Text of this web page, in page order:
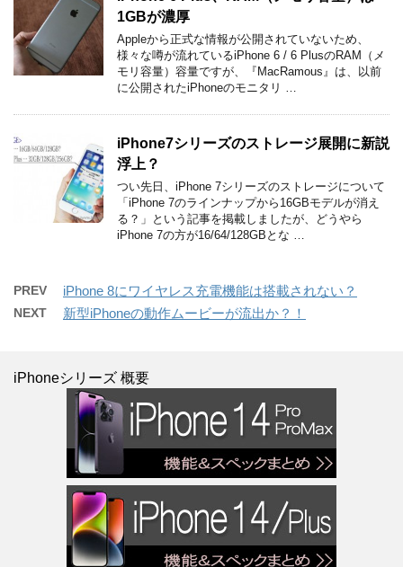
1GBが濃厚
Appleから正式な情報が公開されていないため、
様々な噂が流れているiPhone 6 / 6 PlusのRAM（メ
モリ容量）容量ですが、『MacRamous』は、以前
に公開されたiPhoneのモニタリ …
iPhone7シリーズのストレージ展開に新説
浮上？
つい先日、iPhone 7シリーズのストレージについて
「iPhone 7のラインナップから16GBモデルが消え
る？」という記事を掲載しましたが、どうやら
iPhone 7の方が16/64/128GBとな …
PREV iPhone 8にワイヤレス充電機能は搭載されない？
NEXT 新型iPhoneの動作ムービーが流出か？！
iPhoneシリーズ 概要